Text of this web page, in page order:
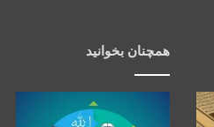
همچنان بخوانید